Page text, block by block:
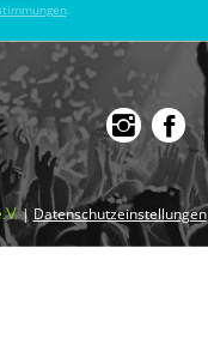
.
| Datenschutzeinstellungen